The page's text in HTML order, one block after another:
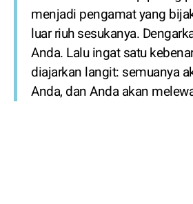
menjadi pengamat yang
luar riuh sesukanya.
Anda. Lalu ingat satu
diajarkan langit: semuanya
Anda, dan Anda akan